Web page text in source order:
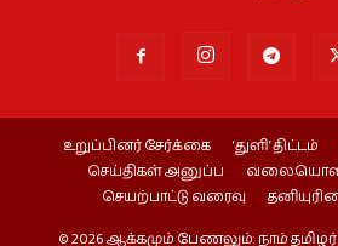
உறுப்பினர் சேர்க்கை ‘துளி’ திட்டம்
செய்திகள் அனுப்ப
செயற்பாட்டு வரைவு
© 2026 ஆக்கமும் பேணலும்: நாம் தமிழர்